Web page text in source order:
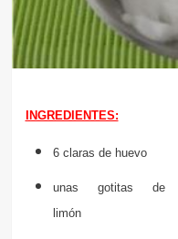
INGREDIENTES:
6 claras de huevo
unas gotitas de
limón